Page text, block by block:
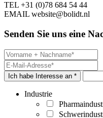
TEL +31 (0)78 684 54 44
EMAIL website@bolidt.nl
Senden Sie uns eine
Ich habe Interesse an *
Industrie